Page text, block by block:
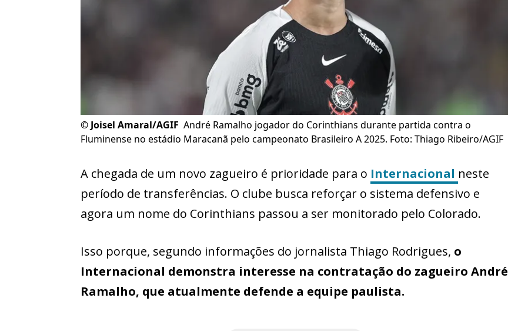
© Joisel Amaral/AGIF André Ramalho jogador do Corinthians durante partida contra o
Fluminense no estádio Maracanã pelo campeonato Brasileiro A 2025. Foto: Thiago Ribeiro/AGIF
A chegada de um novo zagueiro é prioridade para o Internacional neste
período de transferências. O clube busca reforçar o sistema defensivo e
agora um nome do Corinthians passou a ser monitorado pelo Colorado.
Isso porque, segundo informações do jornalista Thiago Rodrigues, o
Internacional demonstra interesse na contratação do zagueiro André
Ramalho, que atualmente defende a equipe paulista.